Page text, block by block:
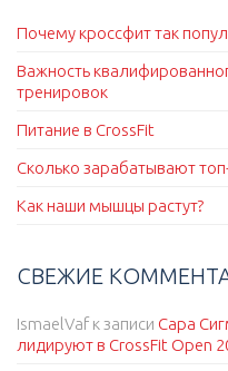
Почему кроссфит так
Важность
тренировок
Питание в CrossFit
Сколько зарабатывают
Как наши мышцы растут?
СВЕЖИЕ
IsmaelVaf к записи Сара
лидируют в CrossFit Open